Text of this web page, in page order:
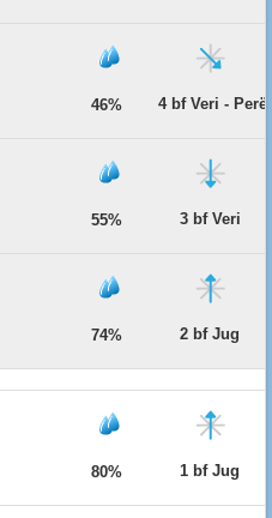
46% 4 bf Veri -
55% 3 bf Veri
74% 2 bf Jug
80% 1 bf Jug